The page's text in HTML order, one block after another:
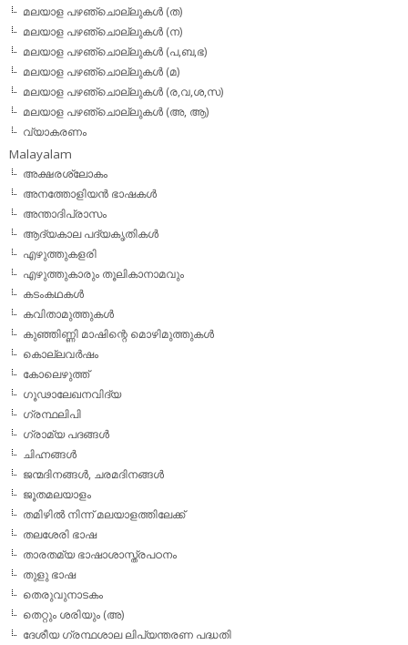
മലയാള പഴഞ്ചൊല്ലുകള്‍ (ത)
മലയാള പഴഞ്ചൊല്ലുകള്‍ (ന)
മലയാള പഴഞ്ചൊല്ലുകള്‍ (പ,ബ,ഭ)
മലയാള പഴഞ്ചൊല്ലുകള്‍ (മ)
മലയാള പഴഞ്ചൊല്ലുകള്‍ (ര,വ,ശ,സ)
മലയാള പഴഞ്ചൊല്ലുകൾ (അ, ആ)
വ്യാകരണം
Malayalam
അക്ഷരശ്ലോകം
അനത്തോളിയന്‍ ഭാഷകള്‍
അന്താദിപ്രാസം
ആദ്യകാല പദ്യകൃതികള്‍
എഴുത്തുകളരി
എഴുത്തുകാരും തൂലികാനാമവും
കടംകഥകള്‍
കവിതാമുത്തുകള്‍
കുഞ്ഞിണ്ണി മാഷിന്റെ മൊഴിമുത്തുകള്‍
കൊല്ലവര്‍ഷം
കോലെഴുത്ത്
ഗൂഢാലേഖനവിദ്യ
ഗ്രന്ഥലിപി
ഗ്രാമ്യ പദങ്ങള്‍
ചിഹ്നങ്ങള്‍
ജന്മദിനങ്ങള്‍, ചരമദിനങ്ങള്‍
ജൂതമലയാളം
തമിഴില്‍ നിന്ന് മലയാളത്തിലേക്ക്
തലശേരി ഭാഷ
താരതമ്യ ഭാഷാശാസ്ത്രപഠനം
തുളു ഭാഷ
തെരുവുനാടകം
തെറ്റും ശരിയും (അ)
ദേശീയ ഗ്രന്ഥശാല ലിപ്യന്തരണ പദ്ധതി